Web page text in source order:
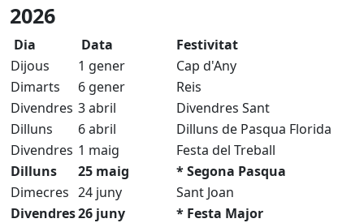
2026
Dia Data
Festivitat
Dijous
1 gener
Cap d'Any
Dimarts
6 gener
Reis
Divendres 3 abril
Divendres Sant
Dilluns
6 abril
Dilluns de Pasqua Florida
Divendres 1 maig
Festa del Treball
Dilluns
25 maig
* Segona Pasqua
Dimecres 24 juny
Sant Joan
Divendres26 juny
* Festa Major